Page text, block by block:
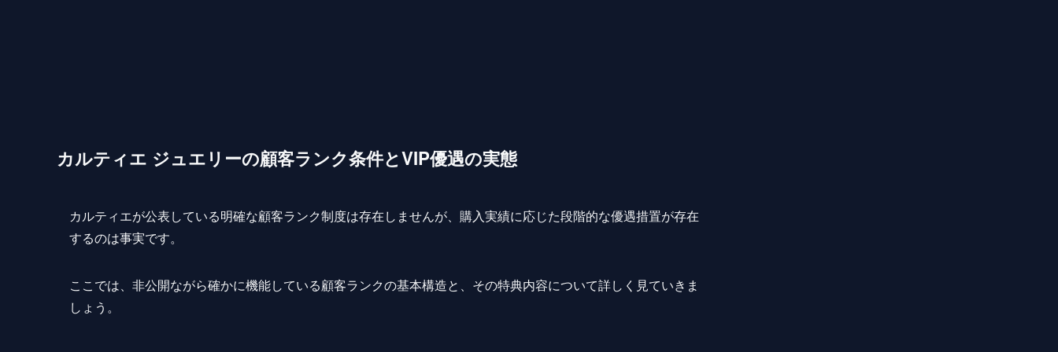
カルティエ ジュエリーの顧客ランク条件とVIP優遇の実態
カルティエが公表している明確な顧客ランク制度は存在しませんが、購入実績に応じた段階的な優遇措置が存在
するのは事実です。
ここでは、非公開ながら確かに機能している顧客ランクの基本構造と、その特典内容について詳しく見ていきま
しょう。